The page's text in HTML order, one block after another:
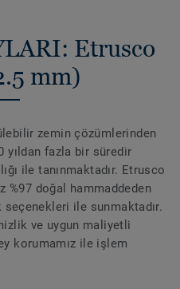
Etrusco
mm)
zemin çözümlerinden
yıldan fazla bir süredir
ile tanınmaktadır. Etrusco
%97 doğal hammaddeden
ile sunmaktadır.
ve uygun maliyetli
korumamız ile işlem